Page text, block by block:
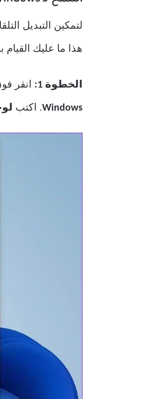
هذا ما عليك القيام
الخطوة 1: انقر
Windows. اكتب